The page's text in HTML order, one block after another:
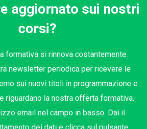
aggiornato sui nostri
corsi?
formativa si rinnova costantemente.
newsletter periodica per ricevere le
sui nuovi titoli in programmazione e
riguardano la nostra offerta formativa.
email nel campo in basso. Dai il